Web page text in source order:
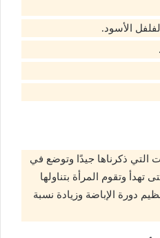
الأسود.
التي ذكرناها جيدًا وتوضع في
وتقوم المرأة بتناولها
دورة الإباضة وزيادة نسبة